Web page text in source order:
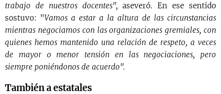
trabajo de nuestros docentes", aseveró. En ese sentido
sostuvo: "Vamos a estar a la altura de las circunstancias
mientras negociamos con las organizaciones gremiales, con
quienes hemos mantenido una relación de respeto, a veces
de mayor o menor tensión en las negociaciones, pero
siempre poniéndonos de acuerdo".
También a estatales